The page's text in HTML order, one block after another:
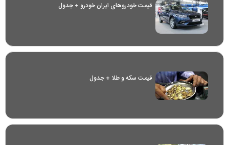
قیمت خودرو‌های ایران خودرو + جدول
قیمت سکه و طلا + جدول